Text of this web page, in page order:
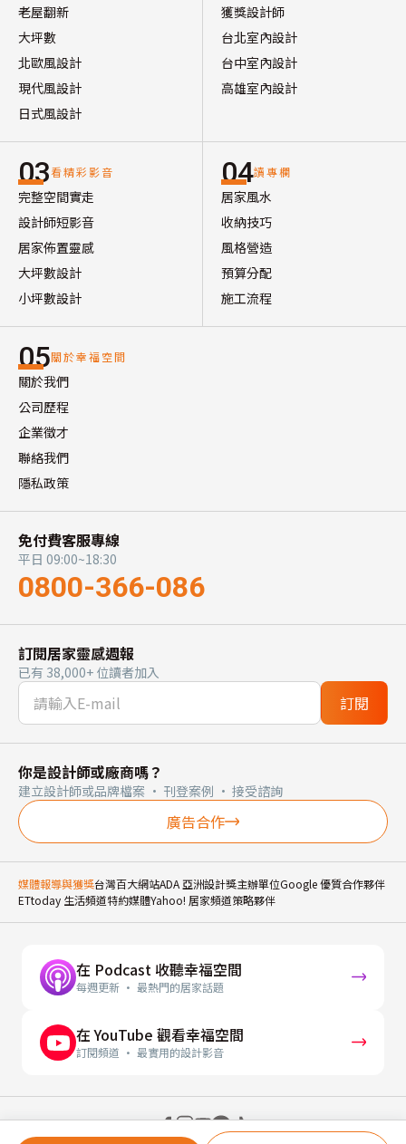
老屋翻新
大坪數
北歐風設計
現代風設計
日式風設計
獲獎設計師
台北室內設計
台中室內設計
高雄室內設計
03看精彩影音
完整空間實走
設計師短影音
居家佈置靈感
大坪數設計
小坪數設計
04讀專欄
居家風水
收納技巧
風格營造
預算分配
施工流程
05關於幸福空間
關於我們
公司歷程
企業徵才
聯絡我們
隱私政策
免付費客服專線
平日 09:00~18:30
0800-366-086
訂閱居家靈感週報
已有 38,000+ 位讀者加入
訂閱
你是設計師或廠商嗎？
建立設計師或品牌檔案 · 刊登案例 · 接受諮詢
廣告合作
媒體報導與獲獎台灣百大網站ADA 亞洲設計獎主辦單位Google 優質合作夥伴
ETtoday 生活頻道特約媒體Yahoo! 居家頻道策略夥伴
在 Podcast 收聽幸福空間
每週更新 · 最熱門的居家話題
在 YouTube 觀看幸福空間
訂閱頻道 · 最實用的設計影音
© 2026 幸福空間 Gorgeous Space Co., Ltd.